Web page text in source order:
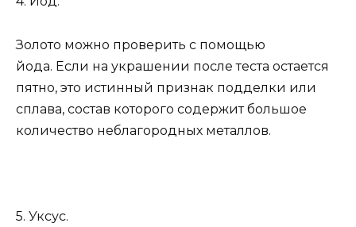
Золото можно проверить с помощью
йода. Если на украшении после теста остается
пятно, это истинный признак подделки или
сплава, состав которого содержит большое
количество неблагородных металлов.
5. Уксус.